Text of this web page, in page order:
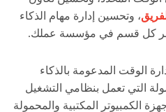
، وتحسين إدارة مهام الذكاء
عبر كل قسم في مؤسسة عملك.
الوقت المدعومة بالذكاء
التي تعمل بنظامي التشغيل
الكمبيوتر المكتبية والمحمولة